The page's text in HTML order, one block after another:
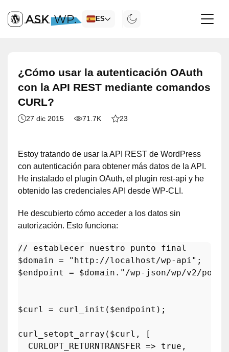
ES
¿Cómo usar la autenticación OAuth
con la API REST mediante comandos
CURL?
27 dic 2015 71.7K 23
Estoy tratando de usar la API REST de WordPress
con autenticación para obtener más datos de la API.
He instalado el plugin OAuth, el plugin rest-api y he
obtenido las credenciales API desde WP-CLI.
He descubierto cómo acceder a los datos sin
autorización. Esto funciona:
// establecer nuestro punto final
$domain = "http://localhost/wp-api"
$endpoint
= $domain . "/wp-json/wp/v2/
$curl = curl_init ( $endpoint );
curl_setopt_array ( $curl , [
  CURLOPT_RETURNTRANSFER =>
true ,